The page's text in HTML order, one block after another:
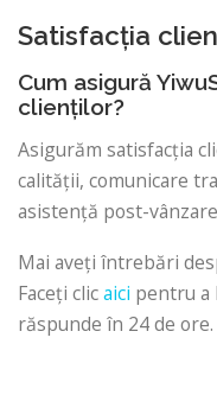
Satisfacția
Cum asigură
clienților?
Asigurăm satisfacția
calității, comunicare
asistență post-
Mai aveți întrebări
Faceți clicaici pentru a
răspunde în 24 de ore.